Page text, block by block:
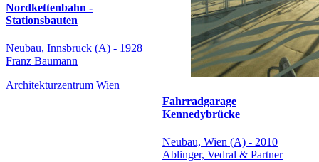
Nordkettenbahn -
Stationsbauten
Neubau, Innsbruck (A) - 1928
Franz Baumann
Architekturzentrum Wien
Fahrradgarage
Kennedybrücke
Neubau, Wien (A) - 2010
Ablinger, Vedral & Partner